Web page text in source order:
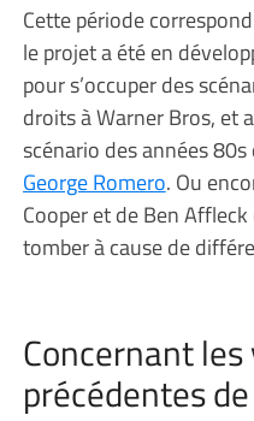
Cette période
le projet a été en
pour s’occuper des
droits à Warner Bros, et
scénario des années
George Romero. Ou
Cooper et de Ben
tomber à cause de
Concernant
précédentes